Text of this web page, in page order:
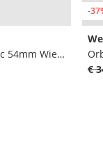
Team Multiball F4 99 Og Classic 54mm Wielen
-
€